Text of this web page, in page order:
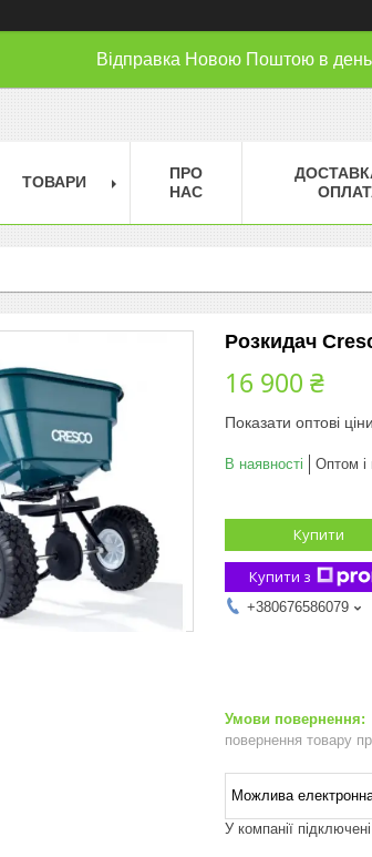
Відправка Новою Поштою в
ТОВАРИ
ПРО
НАС
Розкидач
16 900 ₴
Показати оптові ціни
В наявності Оптом і
Купити
Купити з
+380676586079
повернення товару
У компанії